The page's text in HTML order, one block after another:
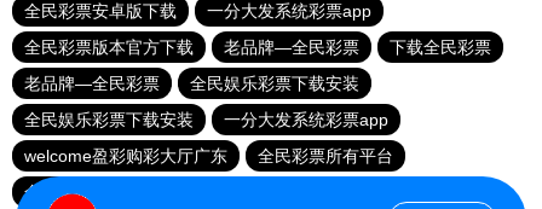
全民彩票安卓版下载
一分大发系统彩票app
全民彩票版本官方下载
老品牌—全民彩票
下载全民彩票
老品牌—全民彩票
全民娱乐彩票下载安装
全民娱乐彩票下载安装
一分大发系统彩票app
welcome盈彩购彩大厅广东
全民彩票所有平台
全民彩票官网最新登录入口